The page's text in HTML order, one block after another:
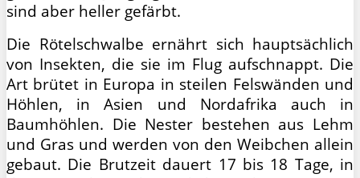
sind aber heller gefärbt.
Die Rötelschwalbe ernährt sich hauptsächlich
von Insekten, die sie im Flug aufschnappt. Die
Art brütet in Europa in steilen Felswänden und
Höhlen, in Asien und Nordafrika auch in
Baumhöhlen. Die Nester bestehen aus Lehm
und Gras und werden von den Weibchen allein
gebaut. Die Brutzeit dauert 17 bis 18 Tage, in